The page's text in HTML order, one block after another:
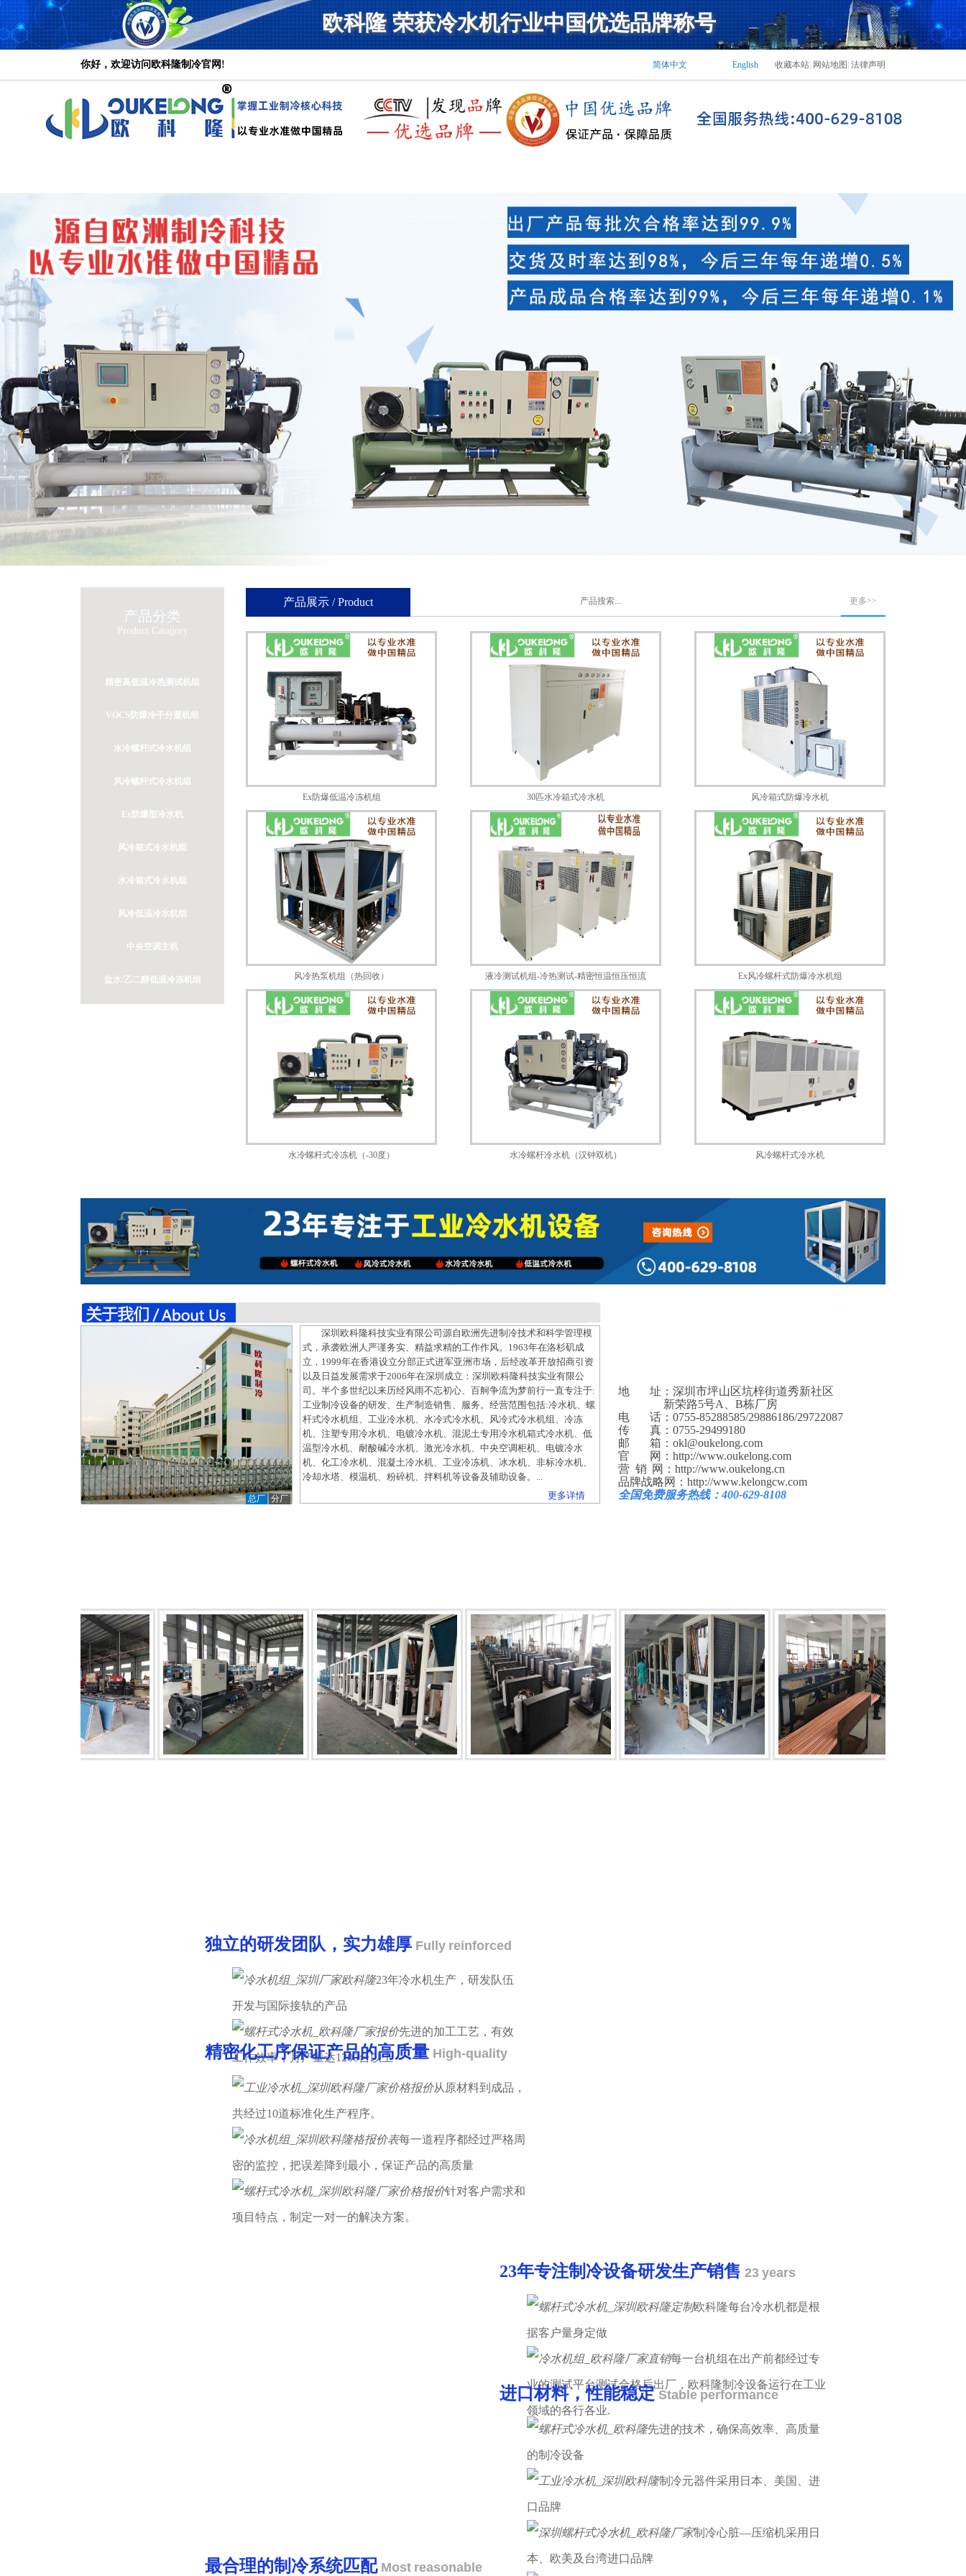
冷水机
公司是一家集设计研发、产品生产、市场营销、技术服务为一体的大型专业冷水机产品制造企业,主营工业冷水机组、低温冷水机、风冷式冷水机，工业冷水机|风冷式工业冷水机|工业用冷水机，冷水机价格_冷水机_冷水机组_低温工业冷水机，冷水机生产
欧科隆 荣获冷水机行业中国优选品牌称号
你好，欢迎访问欧科隆制冷官网! 简体中文 English 收藏本站 网站地图 法律声明
产品分类
Product Catagory
精密高低温冷热测试机组
VOCS防爆冷干分凝机组
水冷螺杆式冷水机组
风冷螺杆式冷水机组
Ex防爆型冷水机
风冷箱式冷水机组
水冷箱式冷水机组
风冷低温冷水机组
中央空调主机
盐水/乙二醇低温冷冻机组
产品展示 / Product 更多>>
水冷螺杆式冷冻机（-30度） 水冷螺杆冷水机（汉钟双机） 风冷螺杆式冷水机
风冷热泵机组（热回收） 液冷测试机组-冷热测试-精密恒温恒压恒流 Ex风冷螺杆式防爆冷水机组
Ex防爆低温冷冻机组 30匹水冷箱式冷水机 风冷箱式防爆冷水机
总厂 分厂
深圳欧科隆科技实业有限公司源自欧洲先进制冷技术和科学管理模
式，承袭欧洲人严谨务实、精益求精的工作作风。1963年在洛杉矶成
立，1999年在香港设立分部正式进军亚洲市场，后经改革开放招商引资
以及日益发展需求于2006年在深圳成立：深圳欧科隆科技实业有限公
司。半个多世纪以来历经风雨不忘初心、百舸争流为梦前行一直专注于:
工业制冷设备的研发、生产制造销售、服务。经营范围包括:冷水机、螺
杆式冷水机组、工业冷水机、水冷式冷水机、风冷式冷水机组、冷冻
机、注塑专用冷水机、电镀冷水机、混泥土专用冷水机箱式冷水机、低
温型冷水机、耐酸碱冷水机、激光冷水机、中央空调柜机、电镀冷水
机、化工冷水机、混凝土冷水机、工业冷冻机、冰水机、非标冷水机、
冷却水塔、模温机、粉碎机、拌料机等设备及辅助设备。...
更多详情
地 址：深圳市坪山区坑梓街道秀新社区
新荣路5号A、B栋厂房
电 话：0755-85288585/29886186/29722087
传 真：0755-29499180
邮 箱：okl@oukelong.com
官 网：http://www.oukelong.com
营 销 网：http://www.oukelong.cn
品牌战略网：http://www.kelongcw.com
全国免费服务热线：400-629-8108
独立的研发团队，实力雄厚 Fully reinforced
23年冷水机生产，研发队伍
开发与国际接轨的产品
先进的加工工艺，有效
工作效率，月产量达1200台以上
精密化工序保证产品的高质量 High-quality
从原材料到成品，
共经过10道标准化生产程序。
每一道程序都经过严格周
密的监控，把误差降到最小，保证产品的高质量
针对客户需求和
项目特点，制定一对一的解决方案。
23年专注制冷设备研发生产销售 23 years
欧科隆每台冷水机都是根
据客户量身定做
每一台机组在出产前都经过专
业的测试平台测试合格后出厂，欧科隆制冷设备运行在工业
领域的各行各业.
进口材料，性能稳定 Stable performance
先进的技术，确保高效率、高质量
的制冷设备
制冷元器件采用日本、美国、进
口品牌
制冷心脏—压缩机采用日
本、欧美及台湾进口品牌
最合理的制冷系统匹配 Most reasonable